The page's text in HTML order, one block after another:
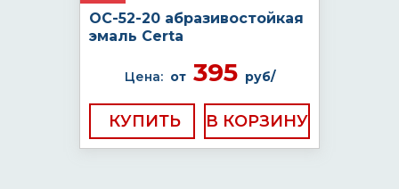
ОС-52-20 абразивостойкая
эмаль Certa
Цена: от395 руб/
КУПИТЬ